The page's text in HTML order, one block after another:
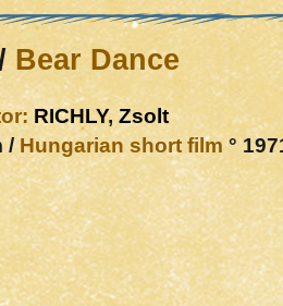
Bear Dance
RICHLY, Zsolt
/ Hungarian short film°